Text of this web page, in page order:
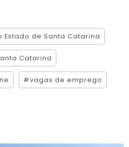
Estado de Santa Catarina
Catarina
#vagas de emprego